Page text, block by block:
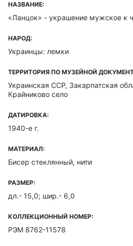
НАЗВАНИЕ:
«Ланцок» - украшение мужское к
НАРОД:
Украинцы: лемки
ТЕРРИТОРИЯ ПО МУЗЕЙНОЙ
Украинская ССР, Закарпатская
Крайниково село
ДАТИРОВКА:
1940-е г.
МАТЕРИАЛ:
Бисер стеклянный, нити
РАЗМЕР:
дл.- 15,0; шир.- 6,0
КОЛЛЕКЦИОННЫЙ НОМЕР:
РЭМ 8762-11578